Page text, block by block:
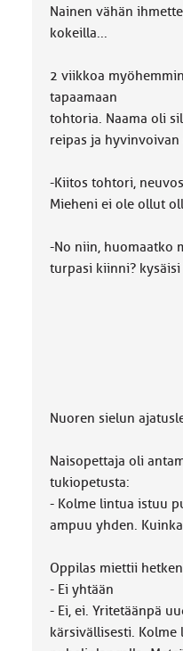
Nainen vähän
kokeilla...
2 viikkoa
tapaamaan
tohtoria. Naama oli
reipas ja
-Kiitos tohtori,
Mieheni ei ole ollut
-No niin, huomaatko
turpasi kiinni?
Nuoren sielun
Naisopettaja oli
tukiopetusta:
- Kolme lintua istuu
ampuu yhden.
Oppilas miettii
- Ei yhtään
- Ei, ei. Yritetäänpä
kärsivällisesti. Kolme